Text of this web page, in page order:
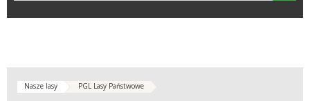
Nasze lasy PGL Lasy Państwowe